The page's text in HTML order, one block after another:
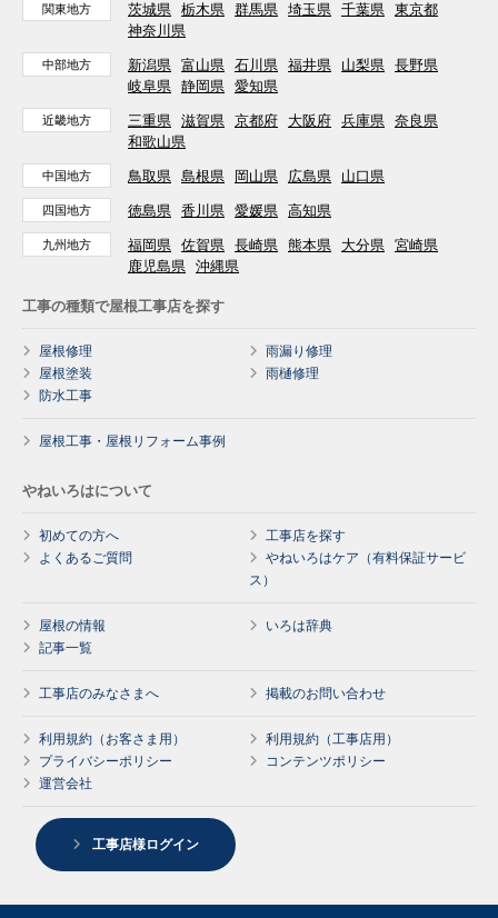
関東地方 茨城県 栃木県 群馬県 埼玉県 千葉県 東京都
神奈川県
中部地方 新潟県 富山県 石川県 福井県 山梨県 長野県
岐阜県 静岡県 愛知県
近畿地方 三重県 滋賀県 京都府 大阪府 兵庫県 奈良県
和歌山県
中国地方 鳥取県 島根県 岡山県 広島県 山口県
四国地方 徳島県 香川県 愛媛県 高知県
九州地方 福岡県 佐賀県 長崎県 熊本県 大分県 宮崎県
鹿児島県 沖縄県
工事の種類で屋根工事店を探す
屋根修理
雨漏り修理
屋根塗装
雨樋修理
防水工事
屋根工事・屋根リフォーム事例
やねいろはについて
初めての方へ
工事店を探す
よくあるご質問
やねいろはケア（有料保証サービ
ス）
屋根の情報
いろは辞典
記事一覧
工事店のみなさまへ 掲載のお問い合わせ
利用規約（お客さま用）
利用規約（工事店用）
プライバシーポリシー
コンテンツポリシー
運営会社
工事店様ログイン